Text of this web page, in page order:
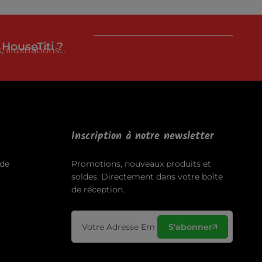
?
illustrations…
Inscription à notre newsletter
Promotions, nouveaux produits et
soldes. Directement dans votre boîte
de réception.
S'abonner